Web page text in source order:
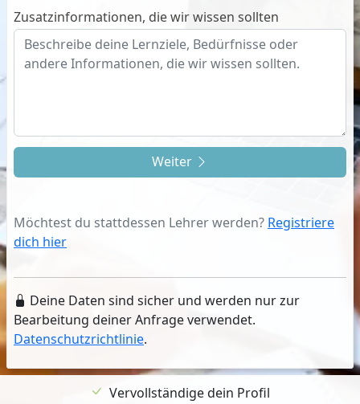
Zusatzinformationen, die wir wissen sollten
Weiter
Möchtest du stattdessen Lehrer werden? Registriere
dich hier
Deine Daten sind sicher und werden nur zur
Bearbeitung deiner Anfrage verwendet.
Datenschutzrichtlinie.
Vervollständige dein Profil